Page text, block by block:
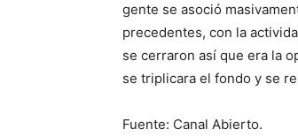
gente se asoció
precedentes, con la
se cerraron así que era la
se triplicara el fondo y se
Fuente: Canal Abierto.